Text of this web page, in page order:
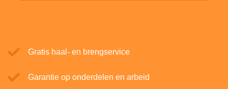
Gratis haal- en brengservice
Garantie op onderdelen en arbeid